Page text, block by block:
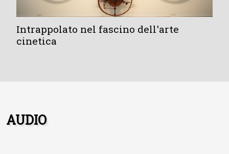
Intrappolato nel fascino dell'arte
cinetica
AUDIO